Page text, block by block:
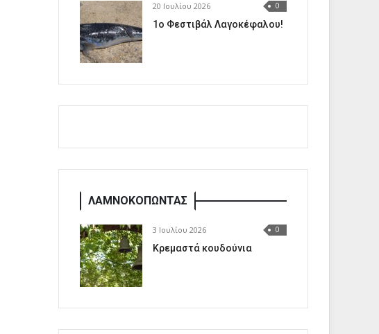
20 Ιουλίου 2026 0
1o Φεστιβάλ Λαγοκέφαλου!
ΛΑΜΝΟΚΟΠΩΝΤΑΣ
3 Ιουλίου 2026 0
Κρεμαστά κουδούνια